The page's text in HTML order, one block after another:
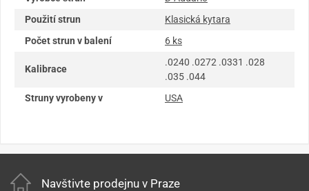
Použití strun
Klasická kytara
Počet strun v balení
6 ks
Kalibrace
.0240 .0272 .0331 .028
.035 .044
Struny vyrobeny v
USA
Navštivte prodejnu v Praze